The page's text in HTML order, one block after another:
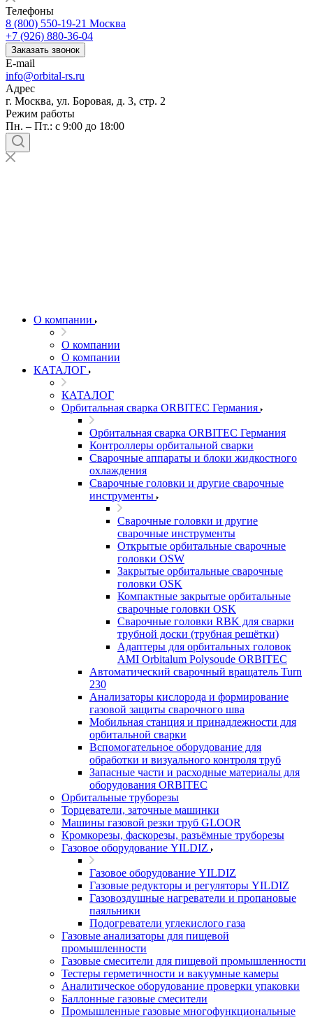
Телефоны
8 (800) 550-19-21 Москва
+7 (926) 880-36-04
Заказать звонок
E-mail
info@orbital-rs.ru
Адрес
г. Москва, ул. Боровая, д. 3, стр. 2
Режим работы
Пн. – Пт.: с 9:00 до 18:00
О компании
О компании
О компании
КАТАЛОГ
КАТАЛОГ
Орбитальная сварка ORBITEC Германия
Орбитальная сварка ORBITEC Германия
Контроллеры орбитальной сварки
Сварочные аппараты и блоки жидкостного
охлаждения
Сварочные головки и другие сварочные
инструменты
Сварочные головки и другие
сварочные инструменты
Открытые орбитальные сварочные
головки OSW
Закрытые орбитальные сварочные
головки OSK
Компактные закрытые орбитальные
сварочные головки OSK
Сварочные головки RBK для сварки
трубной доски (трубная решётки)
Адаптеры для орбитальных головок
AMI Orbitalum Polysoude ORBITEC
Автоматический сварочный вращатель Turn
230
Анализаторы кислорода и формирование
газовой защиты сварочного шва
Мобильная станция и принадлежности для
орбитальной сварки
Вспомогательное оборудование для
обработки и визуального контроля труб
Запасные части и расходные материалы для
оборудования ORBITEC
Орбитальные труборезы
Торцеватели, заточные машинки
Машины газовой резки труб GLOOR
Кромкорезы, фаскорезы, разъёмные труборезы
Газовое оборудование YILDIZ
Газовое оборудование YILDIZ
Газовые редукторы и регуляторы YILDIZ
Газовоздушные нагреватели и пропановые
паяльники
Подогреватели углекислого газа
Газовые анализаторы для пищевой
промышленности
Газовые смесители для пищевой промышленности
Тестеры герметичности и вакуумные камеры
Аналитическое оборудование проверки упаковки
Баллонные газовые смесители
Промышленные газовые многофункциональные